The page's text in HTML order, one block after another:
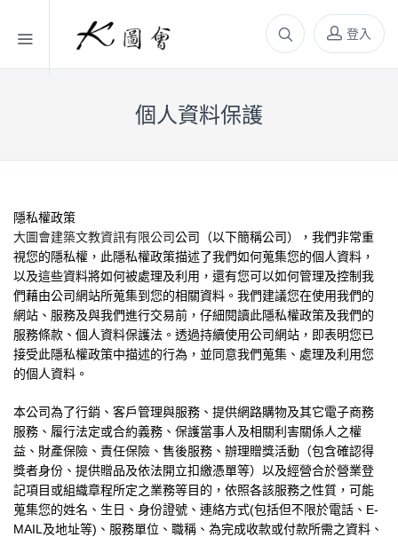
登入
個人資料保護
隱私權政策
大圖會建築文教資訊有限公司公司（以下簡稱公司），我們非常重
視您的隱私權，此隱私權政策描述了我們如何蒐集您的個人資料，
以及這些資料將如何被處理及利用，還有您可以如何管理及控制我
們藉由公司網站所蒐集到您的相關資料。我們建議您在使用我們的
網站、服務及與我們進行交易前，仔細閱讀此隱私權政策及我們的
服務條款、個人資料保護法。透過持續使用公司網站，即表明您已
接受此隱私權政策中描述的行為，並同意我們蒐集、處理及利用您
的個人資料。
本公司為了行銷、客戶管理與服務、提供網路購物及其它電子商務
服務、履行法定或合約義務、保護當事人及相關利害關係人之權
益、財產保險、責任保險、售後服務、辦理贈獎活動（包含確認得
獎者身份、提供贈品及依法開立扣繳憑單等）以及經營合於營業登
記項目或組織章程所定之業務等目的，依照各該服務之性質，可能
蒐集您的姓名、生日、身份證號、連絡方式(包括但不限於電話、 E-
MAIL 及地址等) 、服務單位、職稱、為完成收款或付款所需之資料、